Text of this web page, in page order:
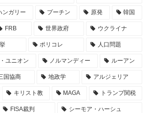
ンガリー プーチン 原発 韓国
FRB 世界政府 ウクライナ
ポリコレ 人口問題
ユニオン ノルマンディー ルーアン
国協商 地政学 アルジェリア
キリスト教 MAGA トランプ関税
FISA裁判 シーモア・ハーシュ